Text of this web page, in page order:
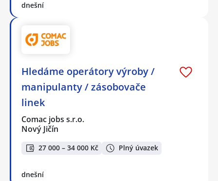
dnešní
Hledáme operátory výroby /
manipulanty / zásobovače
linek
Comac jobs s.r.o.
Nový Jičín
27 000 – 34 000 Kč Plný úvazek
dnešní